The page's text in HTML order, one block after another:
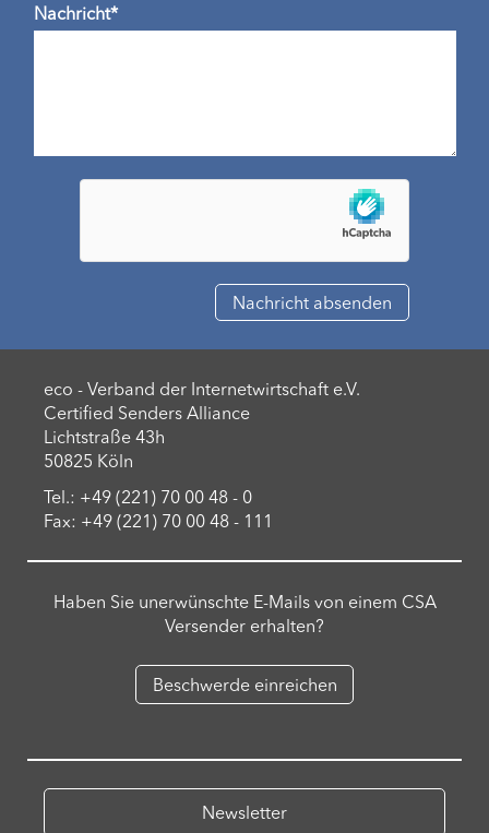
Nachricht*
eco - Verband der Internetwirtschaft e.V.
Certified Senders Alliance
Lichtstraße 43h
50825 Köln
Tel.: +49 (221) 70 00 48 - 0
Fax: +49 (221) 70 00 48 - 111
Haben Sie unerwünschte E-Mails von einem CSA
Versender erhalten?
Beschwerde einreichen
Newsletter